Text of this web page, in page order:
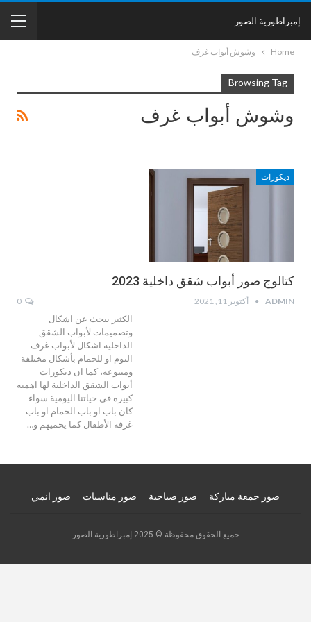
إمبراطورية الصور
Home وشوش أبواب غرف
Browsing Tag
وشوش أبواب غرف
ديكورات
كتالوج صور أبواب شقق داخلية 2023
ADMIN أكتوبر 11, 2021
الكثير يبحث عن اشكال
وتصميمات لأبواب الشقق
الداخلية اشكال لأبواب غرف
النوم او للحمام بأشكال مختلفة
ومتنوعه، كما ان ديكورات
أبواب الشقق الداخلية لها اهميه
كبيره في حياتنا اليومية سواء
كان باب او باب الحمام او باب
غرفه الأطفال كما يحميهم و…
صور جمعة مباركة صور صباحية صور مناسبات صور انمي
جميع الحقوق محفوظة © 2025 إمبراطورية الصور